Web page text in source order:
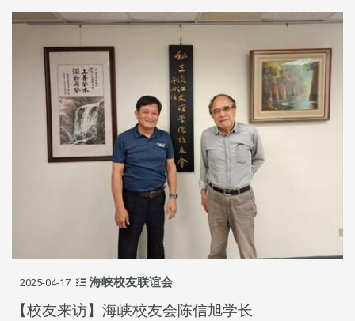
2025-04-17 海峡校友联谊会
【校友来访】海峡校友会陈信旭学长